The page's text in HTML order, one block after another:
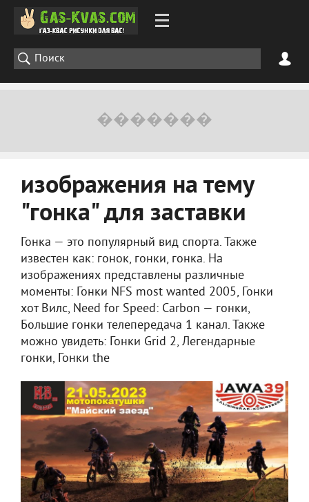
изображения на тему
"гонка" для заставки
Гонка — это популярный вид спорта. Также
известен как: гонок, гонки, гонка. На
изображениях представлены различные
моменты: Гонки NFS most wanted 2005, Гонки
хот Вилс, Need for Speed: Carbon — гонки,
Большие гонки телепередача 1 канал. Также
можно увидеть: Гонки Grid 2, Легендарные
гонки, Гонки the